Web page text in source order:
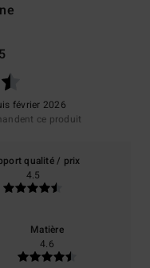
février 2026
ce produit
qualité / prix
4.5
Matière
4.6